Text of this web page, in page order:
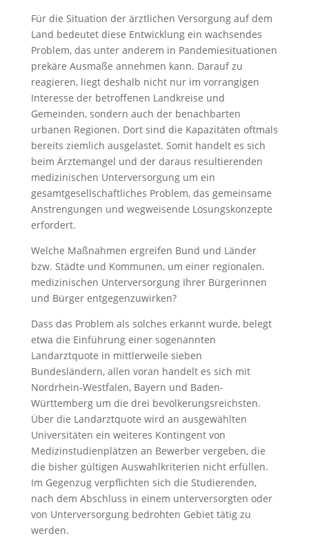
Für die Situation der ärztlichen Versorgung auf dem
Land bedeutet diese Entwicklung ein wachsendes
Problem, das unter anderem in Pandemiesituationen
prekäre Ausmaße annehmen kann. Darauf zu
reagieren, liegt deshalb nicht nur im vorrangigen
Interesse der betroffenen Landkreise und
Gemeinden, sondern auch der benachbarten
urbanen Regionen. Dort sind die Kapazitäten oftmals
bereits ziemlich ausgelastet. Somit handelt es sich
beim Ärztemangel und der daraus resultierenden
medizinischen Unterversorgung um ein
gesamtgesellschaftliches Problem, das gemeinsame
Anstrengungen und wegweisende Lösungskonzepte
erfordert.
Welche Maßnahmen ergreifen Bund und Länder
bzw. Städte und Kommunen, um einer regionalen.
medizinischen Unterversorgung Ihrer Bürgerinnen
und Bürger entgegenzuwirken?
Dass das Problem als solches erkannt wurde, belegt
etwa die Einführung einer sogenannten
Landarztquote in mittlerweile sieben
Bundesländern, allen voran handelt es sich mit
Nordrhein-Westfalen, Bayern und Baden-
Württemberg um die drei bevölkerungsreichsten.
Über die Landarztquote wird an ausgewählten
Universitäten ein weiteres Kontingent von
Medizinstudienplätzen an Bewerber vergeben, die
die bisher gültigen Auswahlkriterien nicht erfüllen.
Im Gegenzug verpflichten sich die Studierenden,
nach dem Abschluss in einem unterversorgten oder
von Unterversorgung bedrohten Gebiet tätig zu
werden.